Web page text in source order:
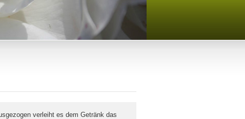
verleiht es dem Getränk das